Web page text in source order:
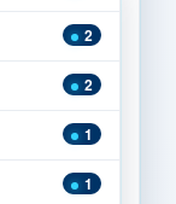
2
2
1
1